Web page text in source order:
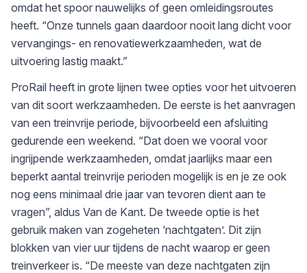
omdat het spoor nauwelijks of geen omleidingsroutes
heeft. “Onze tunnels gaan daardoor nooit lang dicht voor
vervangings- en renovatiewerkzaamheden, wat de
uitvoering lastig maakt.”
ProRail heeft in grote lijnen twee opties voor het uitvoeren
van dit soort werkzaamheden. De eerste is het aanvragen
van een treinvrije periode, bijvoorbeeld een afsluiting
gedurende een weekend. “Dat doen we vooral voor
ingrijpende werkzaamheden, omdat jaarlijks maar een
beperkt aantal treinvrije perioden mogelijk is en je ze ook
nog eens minimaal drie jaar van tevoren dient aan te
vragen”, aldus Van de Kant. De tweede optie is het
gebruik maken van zogeheten ‘nachtgaten’. Dit zijn
blokken van vier uur tijdens de nacht waarop er geen
treinverkeer is. “De meeste van deze nachtgaten zijn